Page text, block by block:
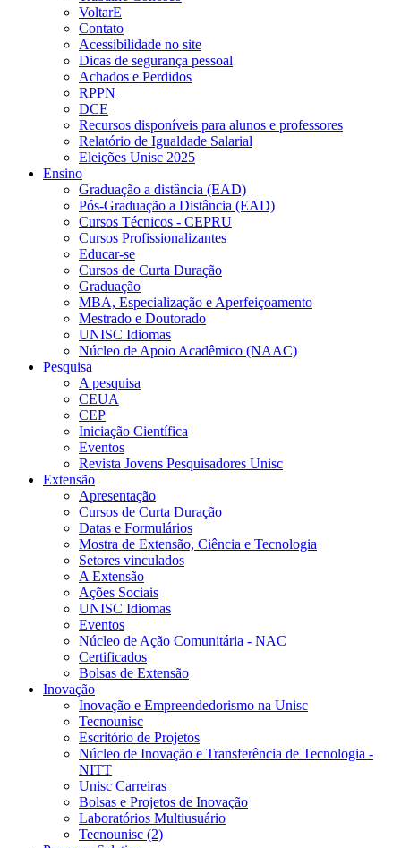
VoltarE
Contato
Acessibilidade no site
Dicas de segurança pessoal
Achados e Perdidos
RPPN
DCE
Recursos disponíveis para alunos e professores
Relatório de Igualdade Salarial
Eleições Unisc 2025
Ensino
Graduação a distância (EAD)
Pós-Graduação a Distância (EAD)
Cursos Técnicos - CEPRU
Cursos Profissionalizantes
Educar-se
Cursos de Curta Duração
Graduação
MBA, Especialização e Aperfeiçoamento
Mestrado e Doutorado
UNISC Idiomas
Núcleo de Apoio Acadêmico (NAAC)
Pesquisa
A pesquisa
CEUA
CEP
Iniciação Científica
Eventos
Revista Jovens Pesquisadores Unisc
Extensão
Apresentação
Cursos de Curta Duração
Datas e Formulários
Mostra de Extensão, Ciência e Tecnologia
Setores vinculados
A Extensão
Ações Sociais
UNISC Idiomas
Eventos
Núcleo de Ação Comunitária - NAC
Certificados
Bolsas de Extensão
Inovação
Inovação e Empreendedorismo na Unisc
Tecnounisc
Escritório de Projetos
Núcleo de Inovação e Transferência de Tecnologia -
NITT
Unisc Carreiras
Bolsas e Projetos de Inovação
Laboratórios Multiusuário
Tecnounisc (2)